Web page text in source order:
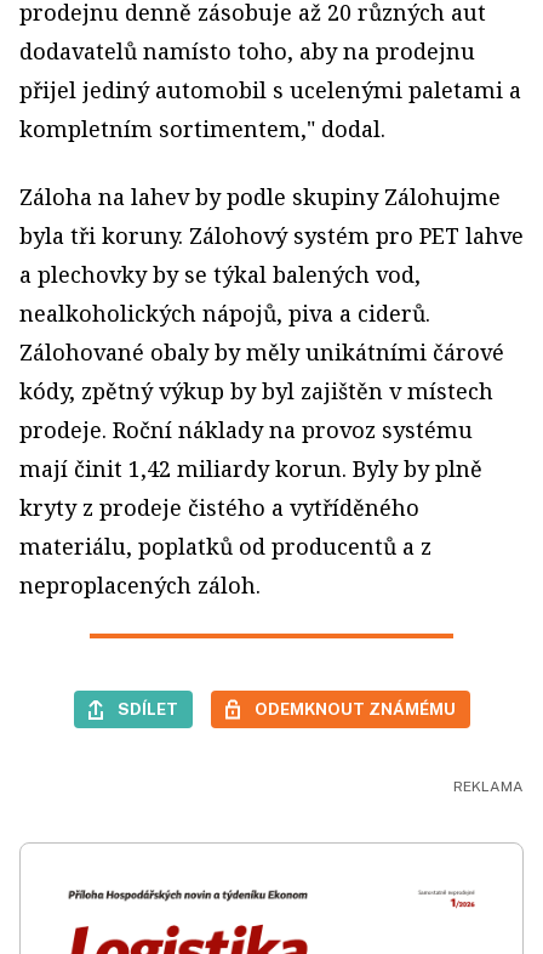
prodejnu denně zásobuje až 20 různých aut
dodavatelů namísto toho, aby na prodejnu
přijel jediný automobil s ucelenými paletami a
kompletním sortimentem," dodal.
Záloha na lahev by podle skupiny Zálohujme
byla tři koruny. Zálohový systém pro PET lahve
a plechovky by se týkal balených vod,
nealkoholických nápojů, piva a ciderů.
Zálohované obaly by měly unikátními čárové
kódy, zpětný výkup by byl zajištěn v místech
prodeje. Roční náklady na provoz systému
mají činit 1,42 miliardy korun. Byly by plně
kryty z prodeje čistého a vytříděného
materiálu, poplatků od producentů a z
neproplacených záloh.
SDÍLET ODEMKNOUT ZNÁMÉMU